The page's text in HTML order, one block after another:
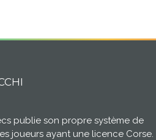
publie son propre système de
joueurs ayant une licence Corse.